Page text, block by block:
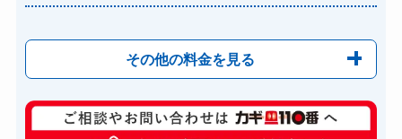
その他の料金を見る
玄関カギ修理 6,600円～(税込)